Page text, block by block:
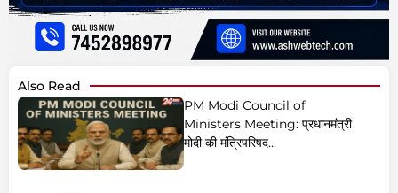
Also Read
PM Modi Council of
Ministers Meeting: प्रधानमंत्री
मोदी की मंत्रिपरिषद...